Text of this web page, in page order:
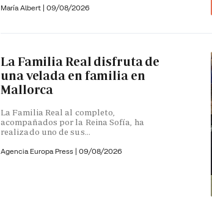
María Albert | 09/08/2026
La Familia Real disfruta de
una velada en familia en
Mallorca
La Familia Real al completo,
acompañados por la Reina Sofía, ha
realizado uno de sus...
Agencia Europa Press | 09/08/2026